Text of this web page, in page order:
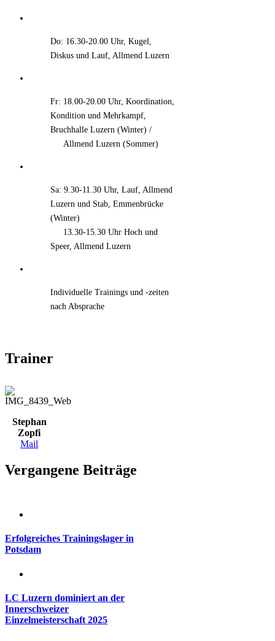
Do: 16.30-20.00 Uhr, Kugel,
Diskus und Lauf, Allmend Luzern
Fr: 18.00-20.00 Uhr, Koordination,
Kondition und Mehrkampf,
Bruchhalle Luzern (Winter) /
Allmend Luzern (Sommer)
Sa: 9.30-11.30 Uhr, Lauf, Allmend
Luzern und Stab, Emmenbrücke
(Winter)
13.30-15.30 Uhr Hoch und
Speer, Allmend Luzern
Individuelle Trainings und -zeiten
nach Absprache
Trainer
Stephan
Zopfi
Mail
Vergangene Beiträge
Erfolgreiches Trainingslager in
Potsdam
LC Luzern dominiert an der
Innerschweizer
Einzelmeisterschaft 2025